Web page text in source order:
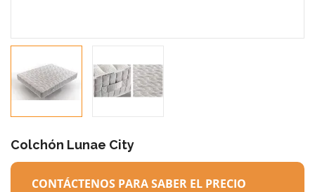
Colchón Lunae City
CONTÁCTENOS PARA SABER EL PRECIO